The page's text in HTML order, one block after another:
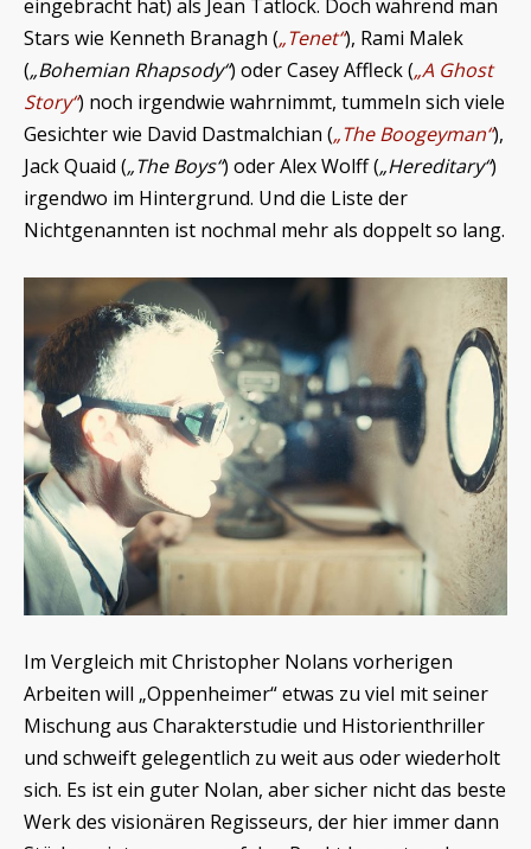
eingebracht hat) als Jean Tatlock. Doch während man
Stars wie Kenneth Branagh („Tenet“), Rami Malek
(„Bohemian Rhapsody“) oder Casey Affleck („A Ghost
Story“) noch irgendwie wahrnimmt, tummeln sich viele
Gesichter wie David Dastmalchian („The Boogeyman“),
Jack Quaid („The Boys“) oder Alex Wolff („Hereditary“)
irgendwo im Hintergrund. Und die Liste der
Nichtgenannten ist nochmal mehr als doppelt so lang.
Im Vergleich mit Christopher Nolans vorherigen
Arbeiten will „Oppenheimer“ etwas zu viel mit seiner
Mischung aus Charakterstudie und Historienthriller
und schweift gelegentlich zu weit aus oder wiederholt
sich. Es ist ein guter Nolan, aber sicher nicht das beste
Werk des visionären Regisseurs, der hier immer dann